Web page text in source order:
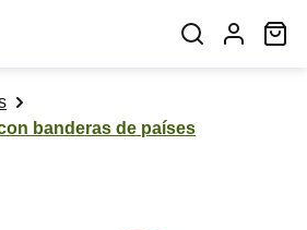
banderas de países